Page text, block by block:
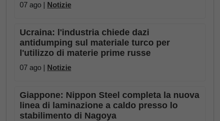
07 ago | Notizie
Ucraina: l'industria chiede dazi
antidumping sul materiale turco per
l'utilizzo di materie prime russe
07 ago | Notizie
Giappone: Nippon Steel completa la nuova
linea di laminazione a caldo presso lo
stabilimento di Nagoya